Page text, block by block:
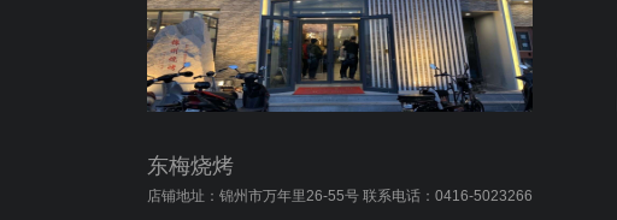
东梅烧烤
店铺地址：锦州市万年里26-55号 联系电话：0416-5023266